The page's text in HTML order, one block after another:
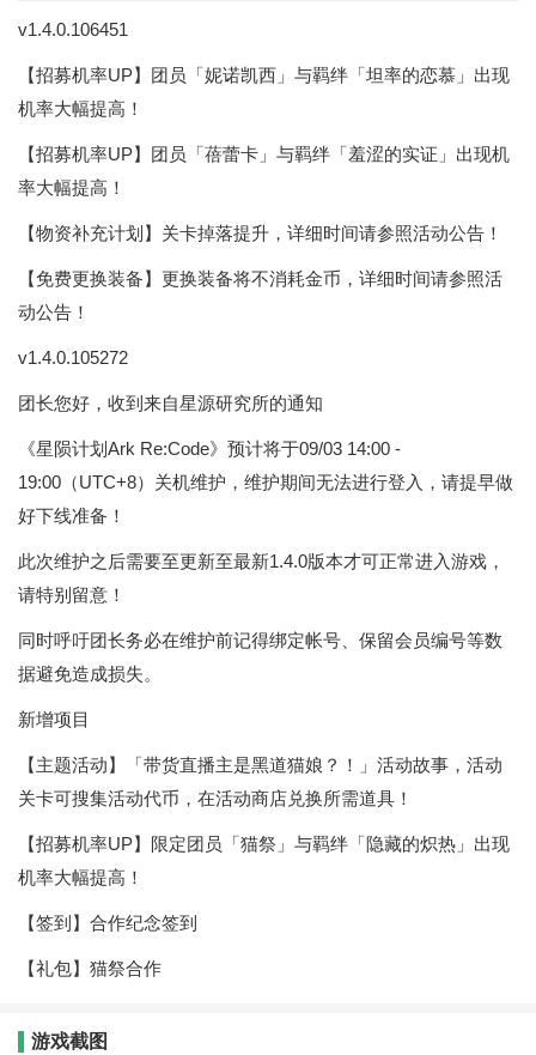
v1.4.0.106451
【招募机率UP】团员「妮诺凯西」与羁绊「坦率的恋慕」出现
机率大幅提高！
【招募机率UP】团员「蓓蕾卡」与羁绊「羞涩的实证」出现机
率大幅提高！
【物资补充计划】关卡掉落提升，详细时间请参照活动公告！
【免费更换装备】更换装备将不消耗金币，详细时间请参照活
动公告！
v1.4.0.105272
团长您好，收到来自星源研究所的通知
《星陨计划Ark Re:Code》预计将于09/03 14:00 -
19:00（UTC+8）关机维护，维护期间无法进行登入，请提早做
好下线准备！
此次维护之后需要至更新至最新1.4.0版本才可正常进入游戏，
请特别留意！
同时呼吁团长务必在维护前记得绑定帐号、保留会员编号等数
据避免造成损失。
新增项目
【主题活动】「带货直播主是黑道猫娘？！」活动故事，活动
关卡可搜集活动代币，在活动商店兑换所需道具！
【招募机率UP】限定团员「猫祭」与羁绊「隐藏的炽热」出现
机率大幅提高！
【签到】合作纪念签到
【礼包】猫祭合作
游戏截图